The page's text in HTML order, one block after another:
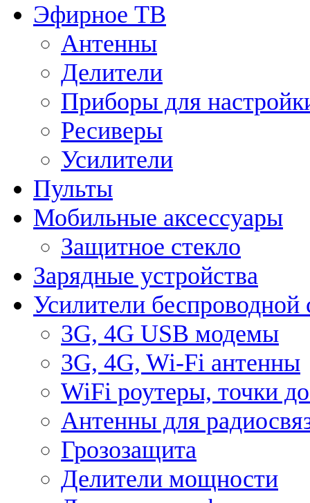
Эфирное ТВ
Антенны
Делители
Приборы для
Ресиверы
Усилители
Пульты
Мобильные аксессуары
Защитное стекло
Зарядные устройства
Усилители беспроводной
3G, 4G USB модемы
3G, 4G, Wi-Fi антенны
WiFi роутеры, точки
Антенны для
Грозозащита
Делители мощности